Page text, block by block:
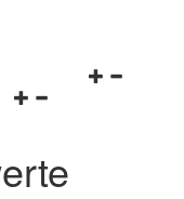
Navigationsmenü
schließen